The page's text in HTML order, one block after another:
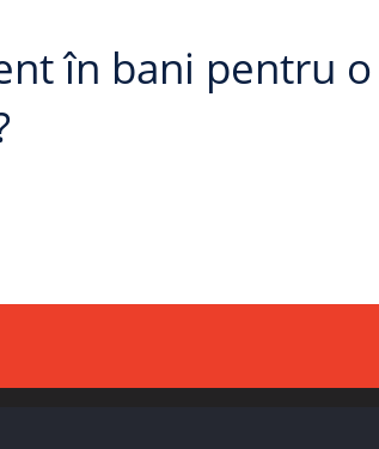
în bani pentru o